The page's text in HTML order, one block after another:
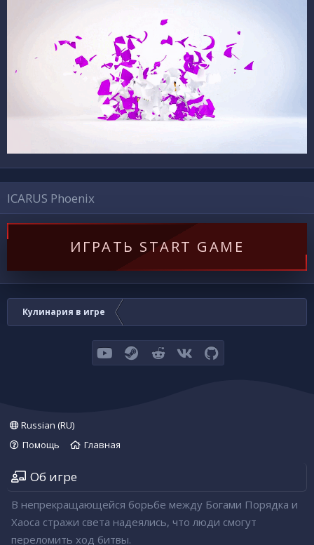
ICARUS Phoenix
ИГРАТЬ START GAME
Кулинария в игре
youtubeSteamReddit VK GitHub
Russian (RU)
Помощь
Главная
Об игре
В непрекращающейся борьбе между Богами Порядка и
Хаоса стражи света надеялись, что люди смогут
переломить ход битвы.